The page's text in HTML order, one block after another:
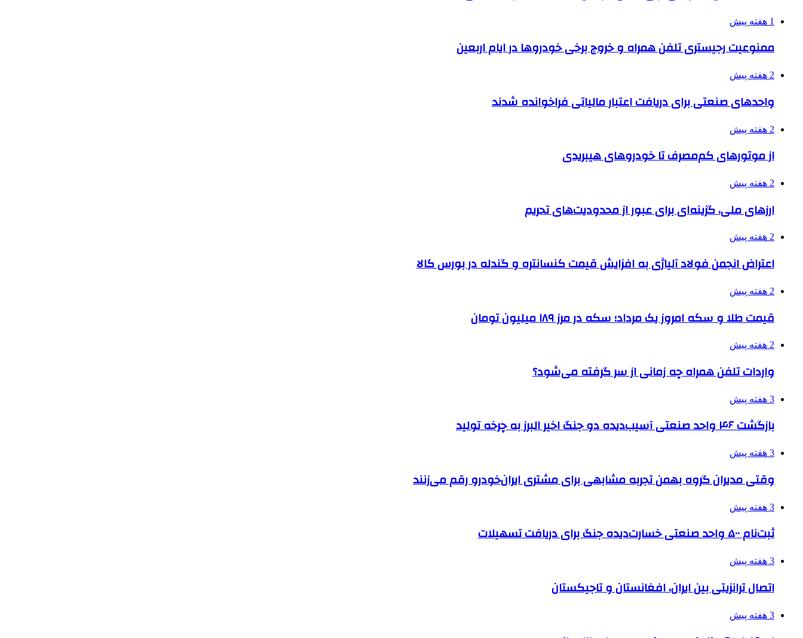
1 هفته پیش
ممنوعیت رجیستری تلفن همراه و خروج برخی خودروها در ایام اربعین
2 هفته پیش
واحدهای صنعتی برای دریافت اعتبار مالیاتی فراخوانده شدند
2 هفته پیش
از موتورهای کم‌مصرف تا خودروهای هیبریدی
2 هفته پیش
ارزهای ملی، گزینه‌ای برای عبور از محدودیت‌های تحریم
2 هفته پیش
اعتراض انجمن فولاد آلیاژی به افزایش قیمت کنسانتره و گندله در بورس کالا
2 هفته پیش
قیمت طلا و سکه امروز یک مرداد؛ سکه در مرز ۱۸۹ میلیون تومان
2 هفته پیش
واردات تلفن همراه چه زمانی از سر گرفته می‌شود؟
3 هفته پیش
بازگشت ۴۶ واحد صنعتی آسیب‌دیده دو جنگ اخیر البرز به چرخه تولید
3 هفته پیش
وقتی مدیران گروه بهمن تجربه مشابهی برای مشتری ایران‌خودرو رقم می‌زنند
3 هفته پیش
ثبت‌نام ۵۰۰ واحد صنعتی خسارت‌دیده جنگ برای دریافت تسهیلات
3 هفته پیش
اتصال ترانزیتی بین ایران، افغانستان و تاجیکستان
3 هفته پیش